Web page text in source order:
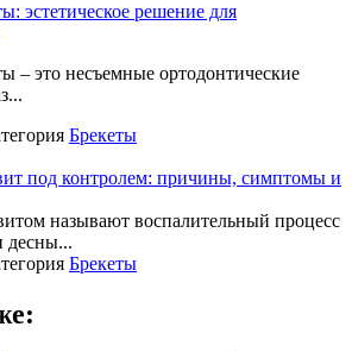
эстетическое решение для
– это несъемные ортодонтические
Брекеты
под контролем: причины, симптомы и
называют воспалительный процесс
десны...
Брекеты